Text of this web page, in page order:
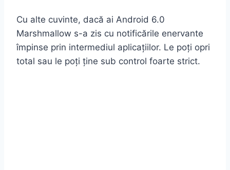
Cu alte cuvinte, dacă ai Android 6.0
Marshmallow s-a zis cu notificările enervante
împinse prin intermediul aplicațiilor. Le poți opri
total sau le poți ține sub control foarte strict.